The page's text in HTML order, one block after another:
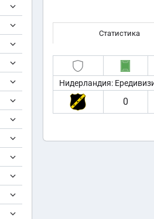
Статистика
Нидерландия:
0